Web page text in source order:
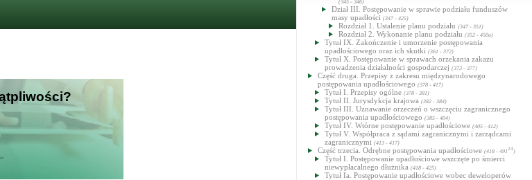
(345 - 346)
Dział III. Postępowanie w sprawie podziału funduszów
masy upadłości (347 - 425)
Rozdział 1. Ustalenie planu podziału (347 - 351)
Rozdział 2. Wykonanie planu podziału (352 - 450a)
Tytuł IX. Zakończenie i umorzenie postępowania
upadłościowego oraz ich skutki (361 - 372)
Tytuł X. Postępowanie w sprawach orzekania zakazu
prowadzenia działalności gospodarczej (373 - 377)
Część druga. Przepisy z zakresu międzynarodowego
postępowania upadłościowego (378 - 417)
Tytuł I. Przepisy ogólne (378 - 381)
Tytuł II. Jurysdykcja krajowa (382 - 384)
Tytuł III. Uznawanie orzeczeń o wszczęciu zagranicznego
postępowania upadłościowego (385 - 404)
Tytuł IV. Wtórne postępowanie upadłościowe (405 - 412)
Tytuł V. Współpraca z sądami zagranicznymi i zarządcami
zagranicznymi (413 - 417)
Część trzecia. Odrębne postępowania upadłościowe (418 - 491 24 )
Tytuł I. Postępowanie upadłościowe wszczęte po śmierci
niewypłacalnego dłużnika (418 - 425)
Tytuł Ia. Postępowanie upadłościowe wobec deweloperów